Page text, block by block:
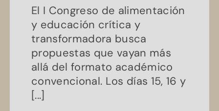
El I Congreso de alimentación
y educación crítica y
transformadora busca
propuestas que vayan más
allá del formato académico
convencional. Los días 15, 16 y
[...]